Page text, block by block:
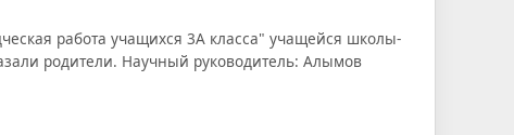
работа учащихся 3А класса" учащейся школы-
родители. Научный руководитель: Алымов